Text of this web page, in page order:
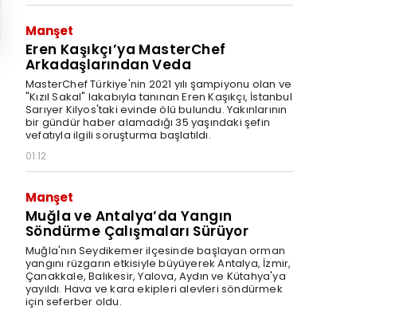
Manşet
Eren Kaşıkçı’ya MasterChef
Arkadaşlarından Veda
MasterChef Türkiye'nin 2021 yılı şampiyonu olan ve
"Kızıl Sakal" lakabıyla tanınan Eren Kaşıkçı, İstanbul
Sarıyer Kilyos'taki evinde ölü bulundu. Yakınlarının
bir gündür haber alamadığı 35 yaşındaki şefin
vefatıyla ilgili soruşturma başlatıldı.
01:12
Manşet
Muğla ve Antalya’da Yangın
Söndürme Çalışmaları Sürüyor
Muğla'nın Seydikemer ilçesinde başlayan orman
yangını rüzgarın etkisiyle büyüyerek Antalya, İzmir,
Çanakkale, Balıkesir, Yalova, Aydın ve Kütahya'ya
yayıldı. Hava ve kara ekipleri alevleri söndürmek
için seferber oldu.